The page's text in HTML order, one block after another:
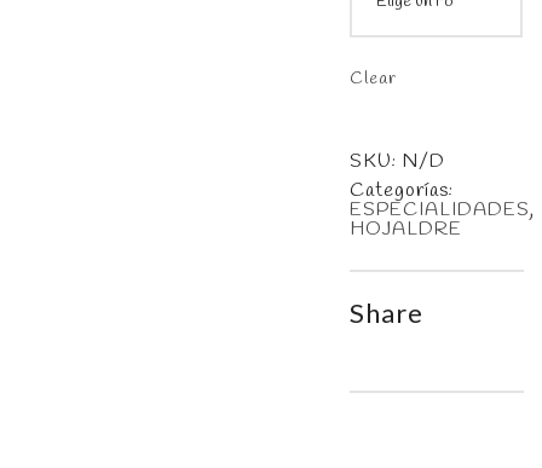
Clear
SKU:N/D
Categorías:
ESPECIALIDADES,
HOJALDRE
Share